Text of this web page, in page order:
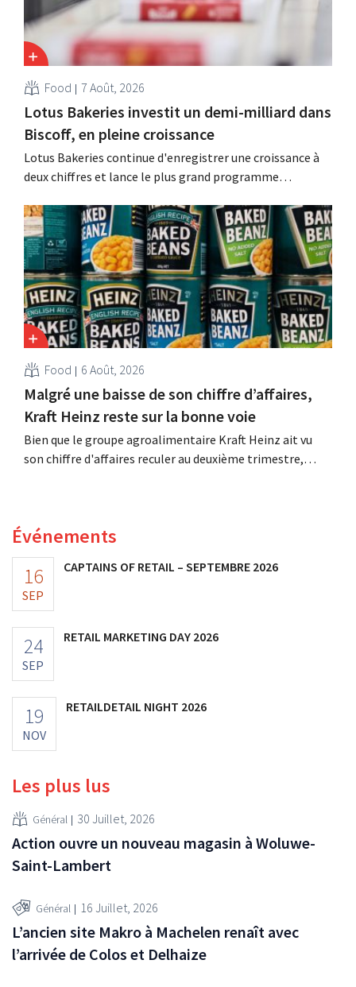
Food 7 Août, 2026
Lotus Bakeries investit un demi-milliard dans
Biscoff, en pleine croissance
Lotus Bakeries continue d'enregistrer une croissance à
deux chiffres et lance le plus grand programme
capacité de production de Biscoff : « Nous devons saisir
cette opportunité ».
Food 6 Août, 2026
Malgré une baisse de son chiffre d’affaires,
Kraft Heinz reste sur la bonne voie
Bien que le groupe agroalimentaire Kraft Heinz ait vu
son chiffre d'affaires reculer au deuxième trimestre,
Événements
16
SEP
CAPTAINS OF RETAIL – SEPTEMBRE 2026
24
SEP
RETAIL MARKETING DAY 2026
19
NOV
RETAILDETAIL NIGHT 2026
Les plus lus
Général 30 Juillet, 2026
Action ouvre un nouveau magasin à Woluwe-
Saint-Lambert
Général 16 Juillet, 2026
L’ancien site Makro à Machelen renaît avec
l’arrivée de Colos et Delhaize